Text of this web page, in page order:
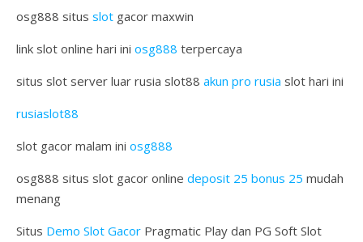
osg888 situs slot gacor maxwin
link slot online hari ini osg888 terpercaya
situs slot server luar rusia slot88 akun pro rusia slot hari ini
rusiaslot88
slot gacor malam ini osg888
osg888 situs slot gacor online deposit 25 bonus 25 mudah
menang
Situs Demo Slot Gacor Pragmatic Play dan PG Soft Slot